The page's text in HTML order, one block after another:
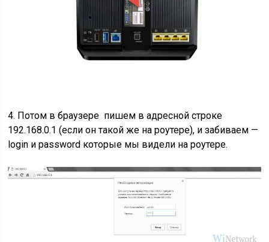
4. Потом в браузере пишем в адресной строке
192.168.0.1 (если он такой же на роутере), и забиваем —
login и password которые мы видели на роутере.